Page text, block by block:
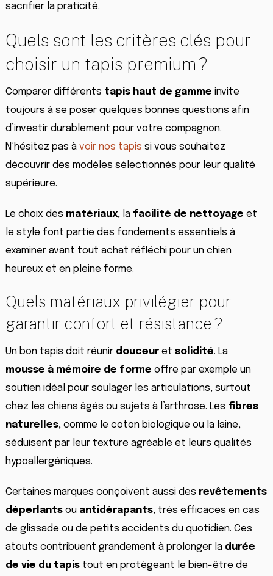
sacrifier la praticité.
Quels sont les critères clés pour
choisir un tapis premium ?
Comparer différents tapis haut de gamme invite
toujours à se poser quelques bonnes questions afin
d’investir durablement pour votre compagnon.
N’hésitez pas à voir nos tapis si vous souhaitez
découvrir des modèles sélectionnés pour leur qualité
supérieure.
Le choix des matériaux, la facilité de nettoyage et
le style font partie des fondements essentiels à
examiner avant tout achat réfléchi pour un chien
heureux et en pleine forme.
Quels matériaux privilégier pour
garantir confort et résistance ?
Un bon tapis doit réunir douceuret solidité. La
mousse à mémoire de forme offre par exemple un
soutien idéal pour soulager les articulations, surtout
chez les chiens âgés ou sujets à l’arthrose. Les fibres
naturelles, comme le coton biologique ou la laine,
séduisent par leur texture agréable et leurs qualités
hypoallergéniques.
Certaines marques conçoivent aussi des revêtements
déperlantsou antidérapants, très efficaces en cas
de glissade ou de petits accidents du quotidien. Ces
atouts contribuent grandement à prolonger la durée
de vie du tapistout en protégeant le bien-être de